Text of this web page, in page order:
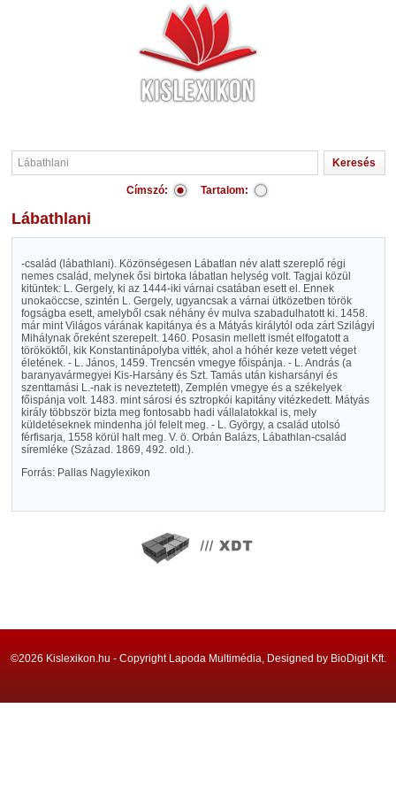
Címszó: Tartalom:
Lábathlani
-család (lábathlani). Közönségesen Lábatlan név alatt szereplő régi
nemes család, melynek ősi birtoka lábatlan helység volt. Tagjai közül
kitüntek: L. Gergely, ki az 1444-iki várnai csatában esett el. Ennek
unokaöccse, szintén L. Gergely, ugyancsak a várnai ütközetben török
fogságba esett, amelyből csak néhány év mulva szabadulhatott ki. 1458.
már mint Világos várának kapitánya és a Mátyás királytól oda zárt Szilágyi
Mihálynak őreként szerepelt. 1460. Posasin mellett ismét elfogatott a
törököktől, kik Konstantinápolyba vitték, ahol a hóhér keze vetett véget
életének. - L. János, 1459. Trencsén vmegye főispánja. - L. András (a
baranyavármegyei Kis-Harsány és Szt. Tamás után kisharsányi és
szenttamási L.-nak is neveztetett), Zemplén vmegye és a székelyek
főispánja volt. 1483. mint sárosi és sztropkói kapitány vitézkedett. Mátyás
király többször bizta meg fontosabb hadi vállalatokkal is, mely
küldetéseknek mindenha jól felelt meg. - L. György, a család utolsó
férfisarja, 1558 körül halt meg. V. ö. Orbán Balázs, Lábathlan-család
síremléke (Század. 1869, 492. old.).
Forrás: Pallas Nagylexikon
©2026 Kislexikon.hu - Copyright Lapoda Multimédia, Designed by BioDigit Kft.